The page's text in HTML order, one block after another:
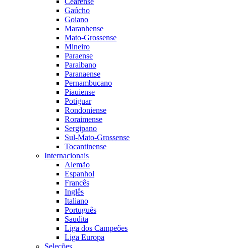
Gaúcho
Goiano
Maranhense
Mato-Grossense
Mineiro
Paraense
Paraibano
Paranaense
Pernambucano
Piauiense
Potiguar
Rondoniense
Roraimense
Sergipano
Sul-Mato-Grossense
Tocantinense
Internacionais
Alemão
Espanhol
Francês
Inglês
Italiano
Português
Saudita
Liga dos Campeões
Liga Europa
Seleções